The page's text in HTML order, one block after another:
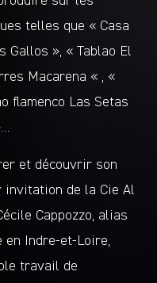
telles que « Casa
Gallos », « Tablao El
Macarena « , «
flamenco Las Setas
et découvrir son
de la Cie Al
Cappozzo, alias
en Indre-et-Loire,
travail de